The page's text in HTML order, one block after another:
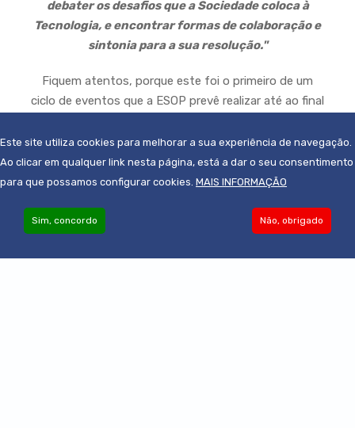
debater os desafios que a Sociedade coloca à
Tecnologia, e encontrar formas de colaboração e
sintonia para a sua resolução."
Fiquem atentos, porque este foi o primeiro de um
ciclo de eventos que a ESOP prevê realizar até ao final
Become an Associate
Este site utiliza cookies para melhorar a sua experiência de navegação.
Ao clicar em qualquer link nesta página, está a dar o seu consentimento
para que possamos configurar cookies. MAIS INFORMAÇÃO
Não, obrigado
Sim, concordo